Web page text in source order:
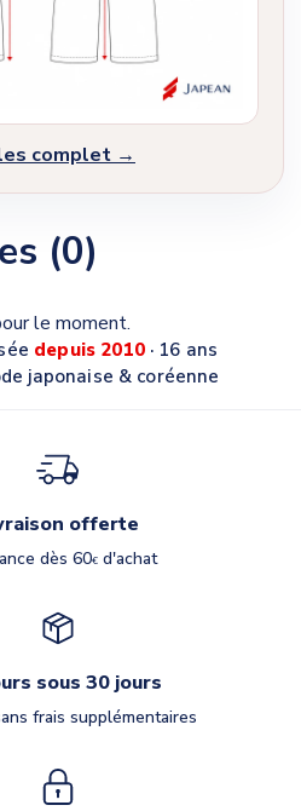
complet →
(0)
le moment.
depuis 2010· 16 ans
japonaise & coréenne
offerte
dès 60€d'achat
sous 30 jours
frais supplémentaires